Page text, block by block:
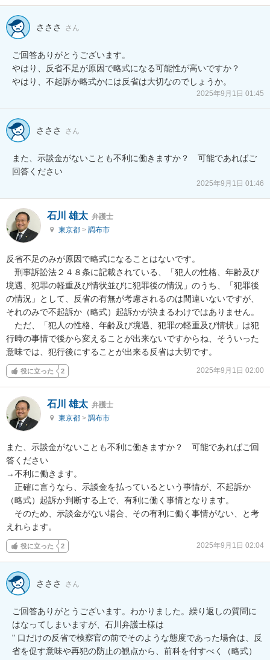
さささ さん
ご回答ありがとうございます。
やはり、反省不足が原因で略式になる可能性が高いですか？
やはり、不起訴か略式かには反省は大切なのでしょうか。
2025年9月1日 01:45
さささ さん
また、示談金がないことも不利に働きますか？　可能であればご
回答ください
2025年9月1日 01:46
石川 雄太 弁護士
東京都 > 調布市
反省不足のみが原因で略式になることはないです。
刑事訴訟法２４８条に記載されている、「犯人の性格、年齢及び
境遇、犯罪の軽重及び情状並びに犯罪後の情況」のうち、「犯罪後
の情況」として、反省の有無が考慮されるのは間違いないですが、
それのみで不起訴か（略式）起訴かが決まるわけではありません。
ただ、「犯人の性格、年齢及び境遇、犯罪の軽重及び情状」は犯
行時の事情で後から変えることが出来ないですからね、そういった
意味では、犯行後にすることが出来る反省は大切です。
役に立った 2 2025年9月1日 02:00
石川 雄太 弁護士
東京都 > 調布市
また、示談金がないことも不利に働きますか？　可能であればご回
答ください
→不利に働きます。
正確に言うなら、示談金を払っているという事情が、不起訴か
（略式）起訴か判断する上で、有利に働く事情となります。
そのため、示談金がない場合、その有利に働く事情がない、と考
えれらます。
役に立った 2 2025年9月1日 02:04
さささ さん
ご回答ありがとうございます。わかりました。繰り返しの質問に
はなってしまいますが、石川弁護士様は
" 口だけの反省で検察官の前でそのような態度であった場合は、反
省を促す意味や再犯の防止の観点から、前科を付すべく（略式）